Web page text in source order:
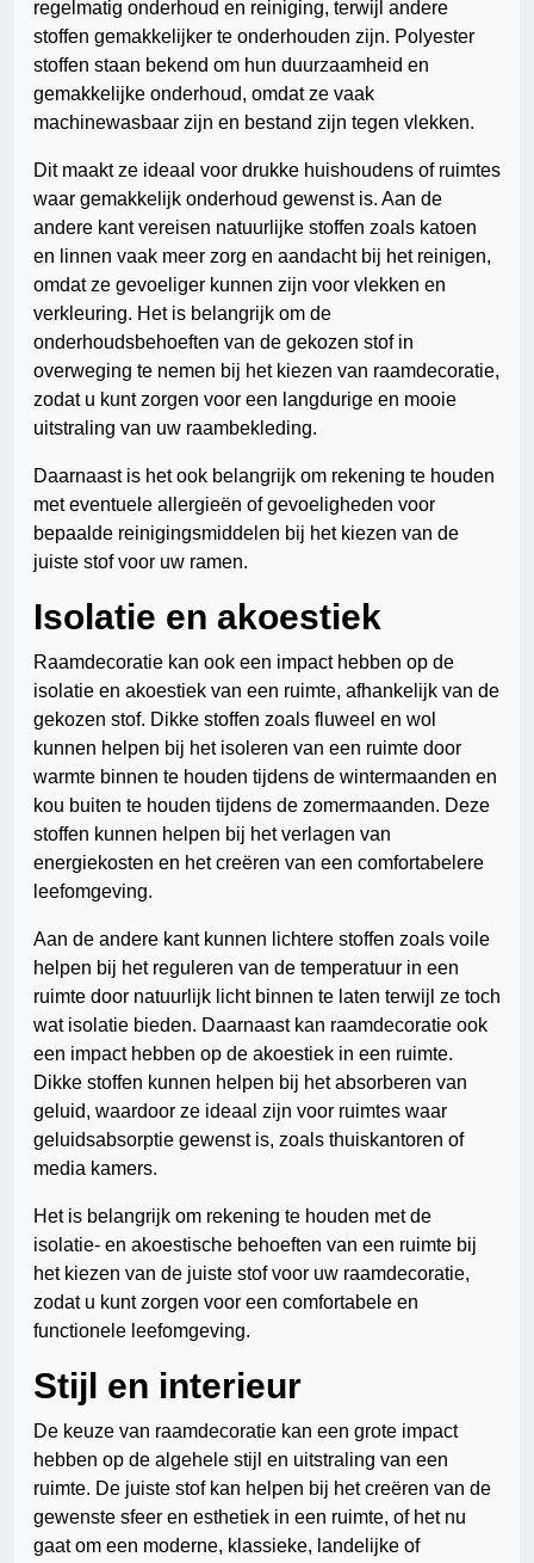
regelmatig onderhoud en reiniging, terwijl andere
stoffen gemakkelijker te onderhouden zijn. Polyester
stoffen staan bekend om hun duurzaamheid en
gemakkelijke onderhoud, omdat ze vaak
machinewasbaar zijn en bestand zijn tegen vlekken.
Dit maakt ze ideaal voor drukke huishoudens of ruimtes
waar gemakkelijk onderhoud gewenst is. Aan de
andere kant vereisen natuurlijke stoffen zoals katoen
en linnen vaak meer zorg en aandacht bij het reinigen,
omdat ze gevoeliger kunnen zijn voor vlekken en
verkleuring. Het is belangrijk om de
onderhoudsbehoeften van de gekozen stof in
overweging te nemen bij het kiezen van raamdecoratie,
zodat u kunt zorgen voor een langdurige en mooie
uitstraling van uw raambekleding.
Daarnaast is het ook belangrijk om rekening te houden
met eventuele allergieën of gevoeligheden voor
bepaalde reinigingsmiddelen bij het kiezen van de
juiste stof voor uw ramen.
Isolatie en akoestiek
Raamdecoratie kan ook een impact hebben op de
isolatie en akoestiek van een ruimte, afhankelijk van de
gekozen stof. Dikke stoffen zoals fluweel en wol
kunnen helpen bij het isoleren van een ruimte door
warmte binnen te houden tijdens de wintermaanden en
kou buiten te houden tijdens de zomermaanden. Deze
stoffen kunnen helpen bij het verlagen van
energiekosten en het creëren van een comfortabelere
leefomgeving.
Aan de andere kant kunnen lichtere stoffen zoals voile
helpen bij het reguleren van de temperatuur in een
ruimte door natuurlijk licht binnen te laten terwijl ze toch
wat isolatie bieden. Daarnaast kan raamdecoratie ook
een impact hebben op de akoestiek in een ruimte.
Dikke stoffen kunnen helpen bij het absorberen van
geluid, waardoor ze ideaal zijn voor ruimtes waar
geluidsabsorptie gewenst is, zoals thuiskantoren of
media kamers.
Het is belangrijk om rekening te houden met de
isolatie- en akoestische behoeften van een ruimte bij
het kiezen van de juiste stof voor uw raamdecoratie,
zodat u kunt zorgen voor een comfortabele en
functionele leefomgeving.
Stijl en interieur
De keuze van raamdecoratie kan een grote impact
hebben op de algehele stijl en uitstraling van een
ruimte. De juiste stof kan helpen bij het creëren van de
gewenste sfeer en esthetiek in een ruimte, of het nu
gaat om een moderne, klassieke, landelijke of